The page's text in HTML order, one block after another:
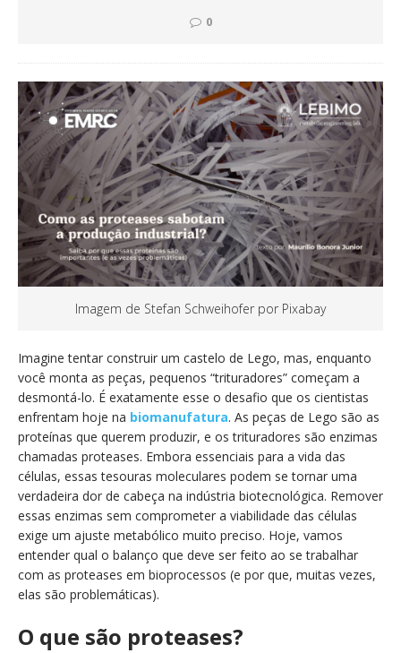
0
Imagem de Stefan Schweihofer por Pixabay
Imagine tentar construir um castelo de Lego, mas, enquanto
você monta as peças, pequenos “trituradores” começam a
desmontá-lo. É exatamente esse o desafio que os cientistas
enfrentam hoje na biomanufatura. As peças de Lego são as
proteínas que querem produzir, e os trituradores são enzimas
chamadas proteases. Embora essenciais para a vida das
células, essas tesouras moleculares podem se tornar uma
verdadeira dor de cabeça na indústria biotecnológica. Remover
essas enzimas sem comprometer a viabilidade das células
exige um ajuste metabólico muito preciso. Hoje, vamos
entender qual o balanço que deve ser feito ao se trabalhar
com as proteases em bioprocessos (e por que, muitas vezes,
elas são problemáticas).
O que são proteases?